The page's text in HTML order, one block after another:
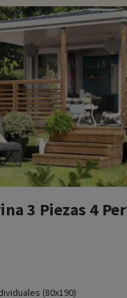
3 Piezas 4
(80x190)